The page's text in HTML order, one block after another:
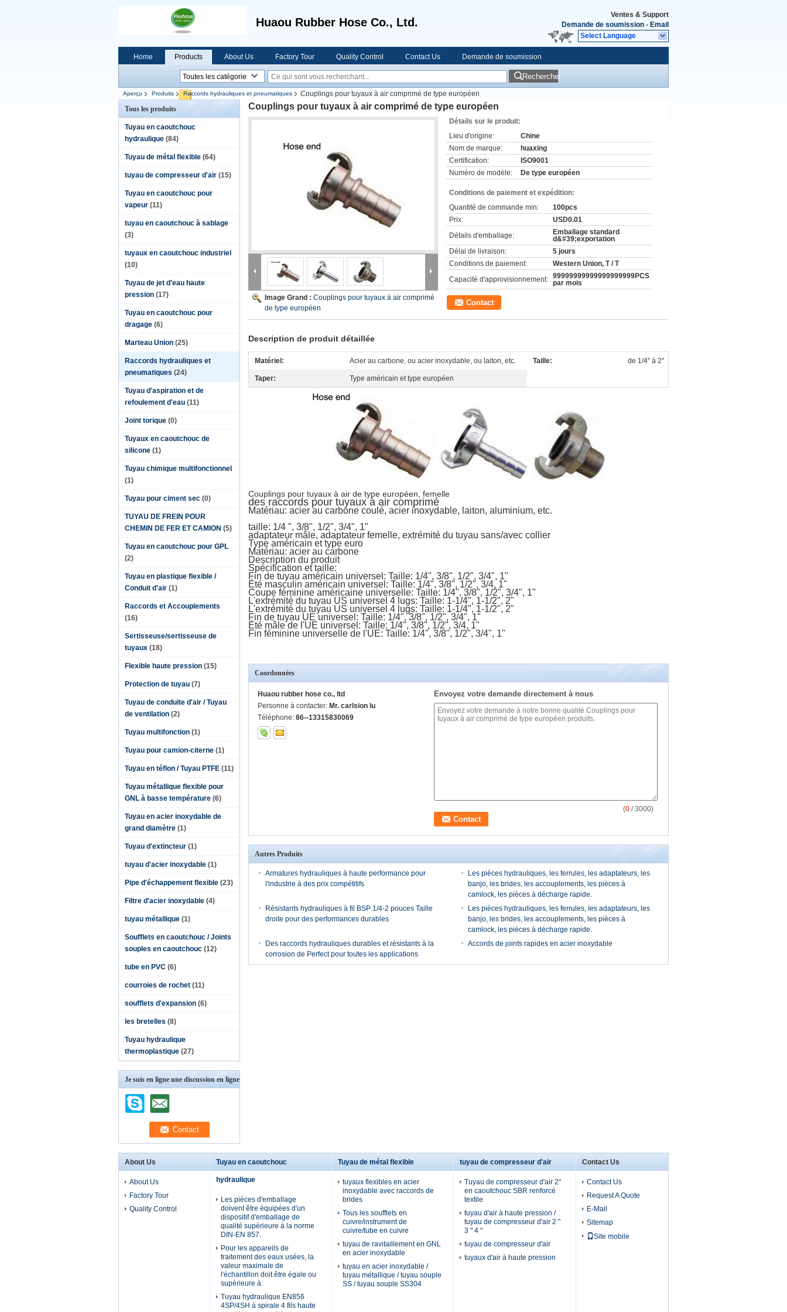
Huaou Rubber Hose Co., Ltd.
Ventes & Support
Demande de soumission - Email
Select Language
Home Products About Us Factory Tour Quality Control Contact Us Demande de soumission
Rechercher
Aperçu Produits Raccords hydrauliques et pneumatiques
Couplings pour tuyaux à air comprimé de type européen
Tous les produits
Tuyau en caoutchouc
hydraulique (84)
Tuyau de métal flexible (64)
tuyau de compresseur d'air (15)
Tuyau en caoutchouc pour
vapeur (11)
tuyau en caoutchouc à sablage
(3)
tuyaux en caoutchouc industriel
(10)
Tuyau de jet d'eau haute
pression (17)
Tuyau en caoutchouc pour
dragage (6)
Marteau Union (25)
Raccords hydrauliques et
pneumatiques (24)
Tuyau d'aspiration et de
refoulement d'eau (11)
Joint torique (0)
Tuyaux en caoutchouc de
silicone (1)
Tuyau chimique multifonctionnel
(1)
Tuyau pour ciment sec (0)
TUYAU DE FREIN POUR
CHEMIN DE FER ET CAMION (5)
Tuyau en caoutchouc pour GPL
(2)
Tuyau en plastique flexible /
Conduit d'air (1)
Raccords et Accouplements
(16)
Sertisseuse/sertisseuse de
tuyaux (18)
Flexible haute pression (15)
Protection de tuyau (7)
Tuyau de conduite d'air / Tuyau
de ventilation (2)
Tuyau multifonction (1)
Tuyau pour camion-citerne (1)
Tuyau en téflon / Tuyau PTFE (11)
Tuyau métallique flexible pour
GNL à basse température (6)
Tuyau en acier inoxydable de
grand diamètre (1)
Tuyau d'extincteur (1)
tuyau d'acier inoxydable (1)
Pipe d'échappement flexible (23)
Filtre d'acier inoxydable (4)
tuyau métallique (1)
Soufflets en caoutchouc / Joints
souples en caoutchouc (12)
tube en PVC (6)
courroies de rochet (11)
soufflets d'expansion (6)
les bretelles (8)
Tuyau hydraulique
thermoplastique (27)
Je suis en ligne une discussion en ligne
Couplings pour tuyaux à air comprimé de type européen
Image Grand : Couplings pour tuyaux à air comprimé
de type européen
Détails sur le produit:
Lieu d'origine:
Chine
Nom de marque:
huaxing
Certification:
ISO9001
Numéro de modèle:
De type européen
Conditions de paiement et expédition:
Quantité de commande min:
100pcs
Prix:
USD0.01
Détails d'emballage:
Emballage standard
d&#39;exportation
Délai de livraison:
5 jours
Conditions de paiement:
Western Union, T / T
Capacité d'approvisionnement: 99999999999999999999PCS
par mois
Contact
Description de produit détaillée
Matériel: Acier au carbone, ou acier inoxydable, ou laiton, etc. Taille: de 1/4" à 2"
Taper: Type américain et type européen
Couplings pour tuyaux à air de type européen, femelle
des raccords pour tuyaux à air comprimé
Matériau: acier au carbone coulé, acier inoxydable, laiton, aluminium, etc.
taille: 1/4 ", 3/8", 1/2", 3/4", 1"
adaptateur mâle, adaptateur femelle, extrémité du tuyau sans/avec collier
Type américain et type euro
Matériau: acier au carbone
Description du produit
Spécification et taille:
Fin de tuyau américain universel: Taille: 1/4", 3/8", 1/2", 3/4", 1"
Été masculin américain universel: Taille: 1/4", 3/8", 1/2", 3/4, 1"
Coupe féminine américaine universelle: Taille: 1/4", 3/8", 1/2", 3/4", 1"
L'extrémité du tuyau US universel 4 lugs: Taille: 1-1/4", 1-1/2", 2"
L'extrémité du tuyau US universel 4 lugs: Taille: 1-1/4", 1-1/2", 2"
Fin de tuyau UE universel: Taille: 1/4", 3/8", 1/2", 3/4", 1"
Été mâle de l'UE universel: Taille: 1/4", 3/8", 1/2", 3/4, 1"
Fin féminine universelle de l'UE: Taille: 1/4", 3/8", 1/2", 3/4", 1"
Coordonnées
Huaou rubber hose co., ltd
Personne à contacter: Mr. carlsion lu
Téléphone: 86--13315830069
Envoyez votre demande directement à nous
(0 / 3000)
Autres Produits
Armatures hydrauliques à haute performance pour
l'industrie à des prix compétitifs
Les pièces hydrauliques, les ferrules, les adaptateurs, les
banjo, les brides, les accouplements, les pièces à
camlock, les pièces à décharge rapide.
Résistants hydrauliques à fil BSP 1/4-2 pouces Taille
droite pour des performances durables
Les pièces hydrauliques, les ferrules, les adaptateurs, les
banjo, les brides, les accouplements, les pièces à
camlock, les pièces à décharge rapide.
Des raccords hydrauliques durables et résistants à la
corrosion de Perfect pour toutes les applications
Accords de joints rapides en acier inoxydable
About Us
About Us
Factory Tour
Quality Control
Tuyau en caoutchouc
hydraulique
Les pièces d'emballage
doivent être équipées d'un
dispositif d'emballage de
qualité supérieure à la norme
DIN-EN 857.
Pour les appareils de
traitement des eaux usées, la
valeur maximale de
l'échantillon doit être égale ou
supérieure à:
Tuyau hydraulique EN856
4SP/4SH à spirale 4 fils haute
Tuyau de métal flexible
tuyaux flexibles en acier
inoxydable avec raccords de
brides
Tous les soufflets en
cuivre/instrument de
cuivre/tube en cuivre
tuyau de ravitaillement en GNL
en acier inoxydable
tuyau en acier inoxydable /
tuyau métallique / tuyau souple
SS / tuyau souple SS304
tuyau de compresseur d'air
Tuyau de compresseur d'air 2"
en caoutchouc SBR renforcé
textile
tuyau d'air à haute pression /
tuyau de compresseur d'air 2 "
3 " 4 "
tuyau de compresseur d'air
tuyaux d'air à haute pression
Contact Us
Contact Us
Request A Quote
E-Mail
Sitemap
Site mobile